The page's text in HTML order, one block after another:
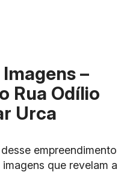
–
Rua Odílio
Urca
empreendimento
que revelam a